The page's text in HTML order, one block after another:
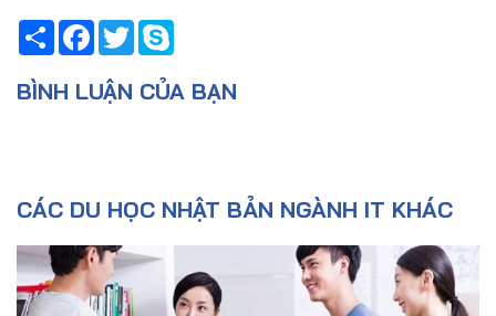
ShareFacebook
Twitter
BÌNH LUẬN CỦA BẠN
CÁC DU HỌC NHẬT BẢN NGÀNH IT KHÁC